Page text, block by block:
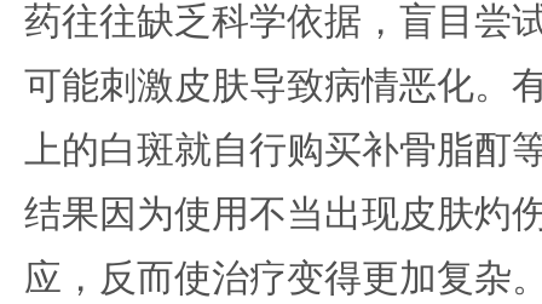
药往往缺乏科学依据，盲目尝
可能刺激皮肤导致病情恶化。
上的白斑就自行购买补骨脂酊
结果因为使用不当出现皮肤灼
应，反而使治疗变得更加复杂